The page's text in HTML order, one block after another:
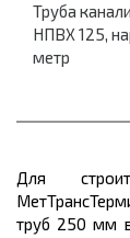
Труба
НПВХ 125,
метр
Для
труб 250 мм